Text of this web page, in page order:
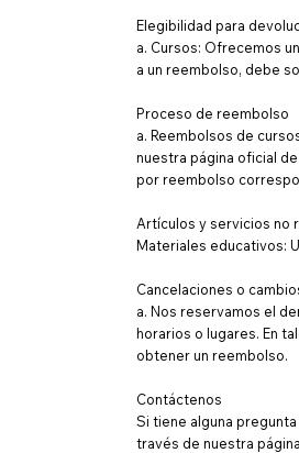
Elegibilidad para
a. Cursos: Ofrecemos
a un reembolso, debe
Proceso de reembolso
a. Reembolsos de
nuestra página oficial
por reembolso
Artículos y servicios no
Materiales educativos:
Cancelaciones o
a. Nos reservamos el
horarios o lugares. En
obtener un reembolso.
Contáctenos
Si tiene alguna
través de nuestra